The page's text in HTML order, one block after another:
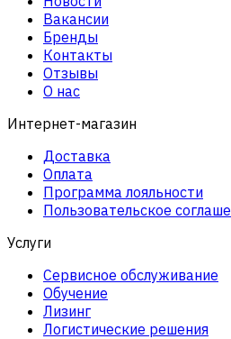
Вакансии
Бренды
Контакты
Отзывы
О нас
Интернет-магазин
Доставка
Оплата
Программа лояльности
Пользовательское
Услуги
Сервисное обслуживание
Обучение
Лизинг
Логистические решения